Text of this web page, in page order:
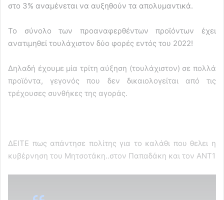
στο 3% αναμένεται να αυξηθούν τα απολυμαντικά.
Το σύνολο των προαναφερθέντων προϊόντων έχει
ανατιμηθεί τουλάχιστον δύο φορές εντός του 2022!
Δηλαδή έχουμε μία τρίτη αύξηση (τουλάχιστον) σε πολλά
προϊόντα, γεγονός που δεν δικαιολογείται από τις
τρέχουσες συνθήκες της αγοράς.
ΔΕΙΤΕ πως απάντησε πολίτης για το καλάθι που θελει η
κυβέρνηση του Μητσοτάκη..στον Παπαδάκη και τον ΑΝΤ1